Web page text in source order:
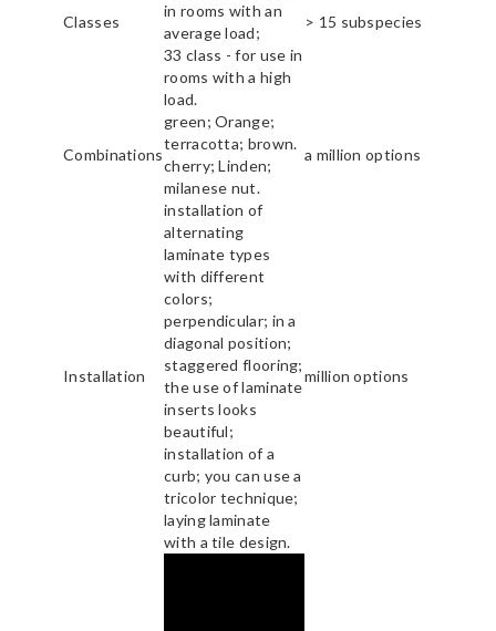
Classes
in rooms with an
average load;
33 class - for use in
rooms with a high
load.
> 15 subspecies
Combinations
green; Orange;
terracotta; brown.
cherry; Linden;
milanese nut.
a million options
Installation
installation of
alternating
laminate types
with different
colors;
perpendicular; in a
diagonal position;
staggered flooring;
the use of laminate
inserts looks
beautiful;
installation of a
curb; you can use a
tricolor technique;
laying laminate
with a tile design.
million options